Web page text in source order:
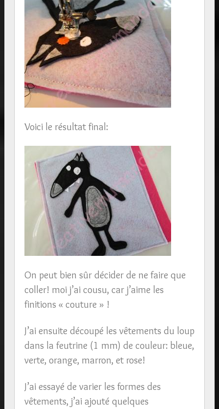
Voici le résultat final:
On peut bien sûr décider de ne faire que
coller! moi j’ai cousu, car j’aime les
finitions « couture » !
J’ai ensuite découpé les vêtements du loup
dans la feutrine (1 mm) de couleur: bleue,
verte, orange, marron, et rose!
J’ai essayé de varier les formes des
vêtements, j’ai ajouté quelques